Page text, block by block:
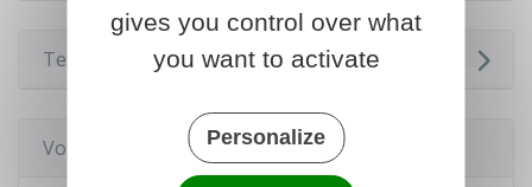
Textes de référence
Voir aussi
gives you control over what
you want to activate
Personalize